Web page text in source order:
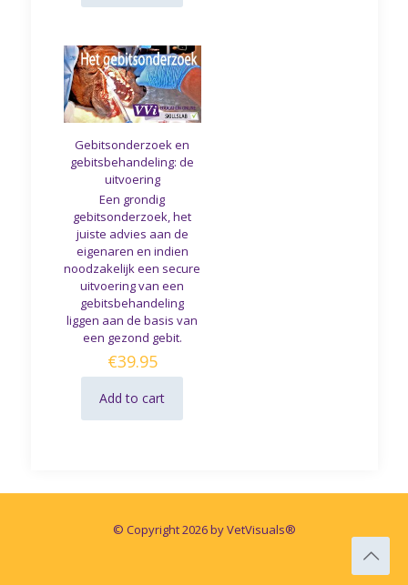
Gebitsonderzoek en
gebitsbehandeling: de
uitvoering
Een grondig
gebitsonderzoek, het
juiste advies aan de
eigenaren en indien
noodzakelijk een secure
uitvoering van een
gebitsbehandeling
liggen aan de basis van
een gezond gebit.
€39.95
Add to cart
© Copyright 2026 by VetVisuals®